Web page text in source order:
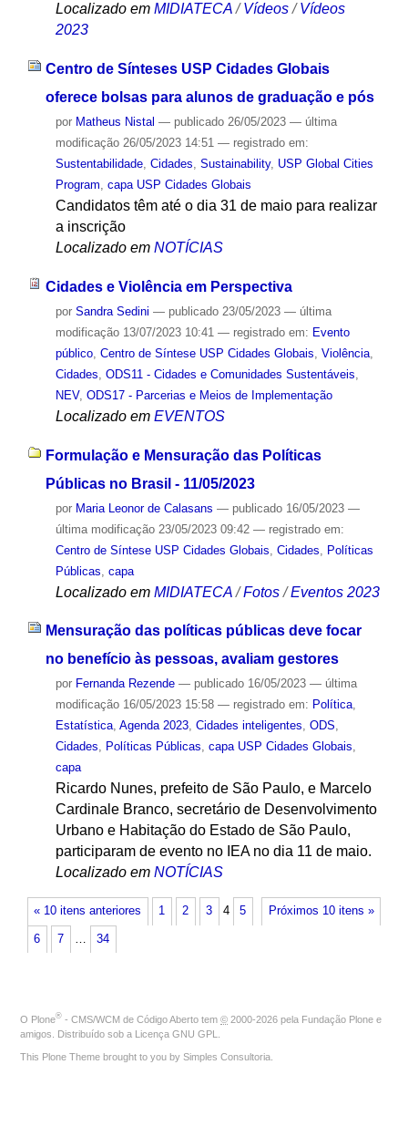
Localizado em MIDIATECA / Vídeos / Vídeos
2023
Centro de Sínteses USP Cidades Globais
oferece bolsas para alunos de graduação e pós
por Matheus Nistal — publicado26/05/2023 — última
modificação26/05/2023 14:51 — registrado em:
Sustentabilidade, Cidades, Sustainability, USP Global Cities
Program, capa USP Cidades Globais
Candidatos têm até o dia 31 de maio para realizar
a inscrição
Localizado em NOTÍCIAS
Cidades e Violência em Perspectiva
por Sandra Sedini — publicado23/05/2023 — última
modificação13/07/2023 10:41 — registrado em: Evento
público, Centro de Síntese USP Cidades Globais Violência,
Cidades ODS11 - Cidades e Comunidades Sustentáveis
NEV, ODS17 - Parcerias e Meios de Implementação
Localizado em EVENTOS
Formulação e Mensuração das Políticas
Públicas no Brasil - 11/05/2023
por Maria Leonor de Calasans — publicado16/05/2023 —
última modificação23/05/2023 09:42 — registrado em:
Centro de Síntese USP Cidades Globais Cidades
Políticas
Públicas capa
Localizado em MIDIATECA /Fotos /Eventos 2023
Mensuração das políticas públicas deve focar
no benefício às pessoas, avaliam gestores
por Fernanda Rezende — publicado16/05/2023 — última
modificação16/05/2023 15:58 — registrado em: Política,
Estatística, Agenda 2023, Cidades inteligentes, ODS,
Cidades, Políticas Públicas, capa USP Cidades Globais,
capa
Ricardo Nunes, prefeito de São Paulo, e Marcelo
Cardinale Branco, secretário de Desenvolvimento
Urbano e Habitação do Estado de São Paulo,
participaram de evento no IEA no dia 11 de maio.
Localizado em NOTÍCIAS
« 10 itens anteriores Próximos 10 itens »
1 2 3 4 5
6 7 … 34
O Plone® - CMS/WCM de Código Aberto tem © 2000-2026 pela Fundação Plone e
amigos. Distribuído sob a Licença GNU GPL
This Plone Theme brought to you by Simples Consultoria